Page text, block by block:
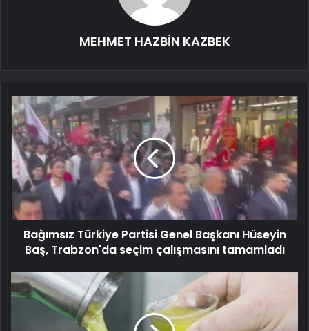
MEHMET HAZBİN KAZBEK
Bağımsız Türkiye Partisi Genel Başkanı Hüseyin
Baş, Trabzon'da seçim çalışmasını tamamladı